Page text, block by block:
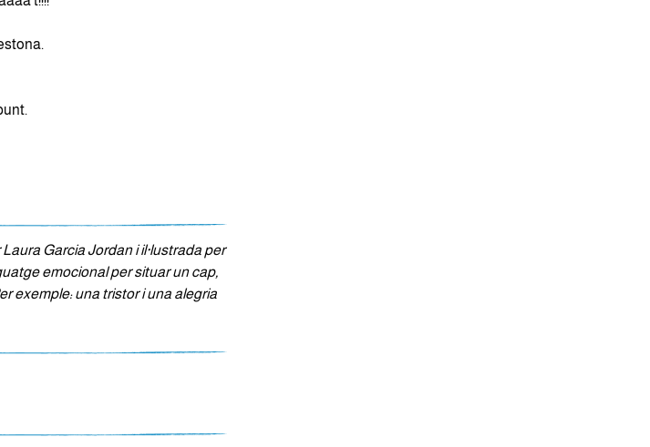
Garcia Jordan i il·lustrada per
emocional per situar un cap,
exemple: una tristor i una alegria